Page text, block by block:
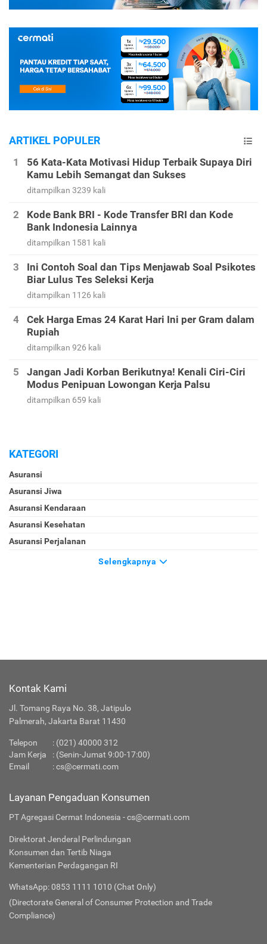
ARTIKEL POPULER
56 Kata-Kata Motivasi Hidup Terbaik Supaya Diri
Kamu Lebih Semangat dan Sukses
ditampilkan 3239 kali
Kode Bank BRI - Kode Transfer BRI dan Kode
Bank Indonesia Lainnya
ditampilkan 1581 kali
Ini Contoh Soal dan Tips Menjawab Soal Psikotes
Biar Lulus Tes Seleksi Kerja
ditampilkan 1126 kali
Cek Harga Emas 24 Karat Hari Ini per Gram dalam
Rupiah
ditampilkan 926 kali
Jangan Jadi Korban Berikutnya! Kenali Ciri-Ciri
Modus Penipuan Lowongan Kerja Palsu
ditampilkan 659 kali
KATEGORI
Asuransi
Asuransi Jiwa
Asuransi Kendaraan
Asuransi Kesehatan
Asuransi Perjalanan
Selengkapnya
Kontak Kami
Jl. Tomang Raya No. 38, Jatipulo
Palmerah, Jakarta Barat 11430
Telepon : (021) 40000 312
Jam Kerja
: (Senin-Jumat 9:00-17:00)
Email
:cs@cermati.com
Layanan Pengaduan Konsumen
PT Agregasi Cermat Indonesia - cs@cermati.com
Direktorat Jenderal Perlindungan
Konsumen dan Tertib Niaga
Kementerian Perdagangan RI
WhatsApp: 0853 1111 1010 (Chat Only)
(Directorate General of Consumer Protection and Trade
Compliance)